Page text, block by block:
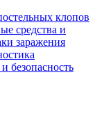
клопов
средства и
заражения
безопасность